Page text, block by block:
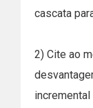
cascata
2) Cite ao